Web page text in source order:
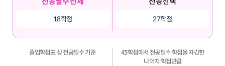
18학점 27학점
졸업학점표 상 전공필수 기준
45학점에서 전공필수 학점을 차감한
나머지 학점만큼